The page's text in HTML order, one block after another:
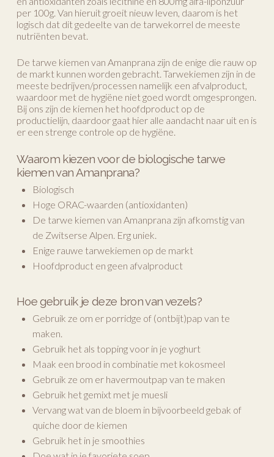
per 100g. Van hieruit groeit nieuw leven, daarom is het
logisch dat dit gedeelte van de tarwekorrel de meeste
nutriënten bevat.
De tarwe kiemen van Amanprana zijn de enige die rauw op
de markt kunnen worden gebracht. Tarwekiemen zijn in de
meeste bedrijven/processen namelijk een afvalproduct,
waardoor met de hygiëne niet goed wordt omgesprongen.
Bij ons zijn de kiemen het hoofdproduct op de
productielijn, daardoor gaat hier alle aandacht naar uit en is
er een strenge controle op de hygiëne.
Waarom kiezen voor de biologische tarwe
kiemen van Amanprana?
Biologisch
Hoge ORAC-waarden (antioxidanten)
De tarwe kiemen van Amanprana zijn afkomstig van
de Zwitserse Alpen. Erg uniek.
Enige rauwe tarwekiemen op de markt
Hoofdproduct en geen afvalproduct
Hoe gebruik je deze bron van vezels?
Gebruik ze om er porridge of (ontbijt)pap van te
maken.
Gebruik het als topping voor in je yoghurt
Maak een brood in combinatie met kokosmeel
Gebruik ze om er havermoutpap van te maken
Gebruik het gemixt met je muesli
Vervang wat van de bloem in bijvoorbeeld gebak of
quiche door de kiemen
Gebruik het in je smoothies